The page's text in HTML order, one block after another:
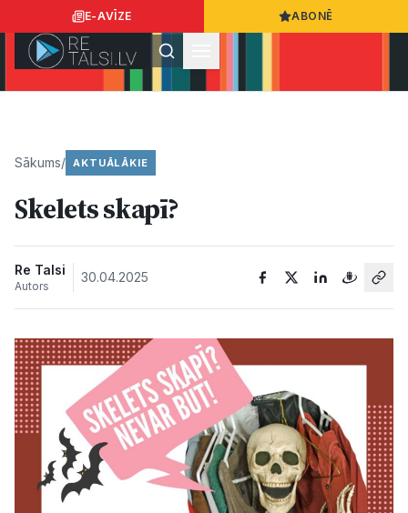
E-AVĪZE ABONĒ
Ziņas
Sabiedrība
Sports
Kultūra
Bizness
Sākums/ AKTUĀLĀKIE
Skelets skapī?
Re Talsi
Autors
30.04.2025